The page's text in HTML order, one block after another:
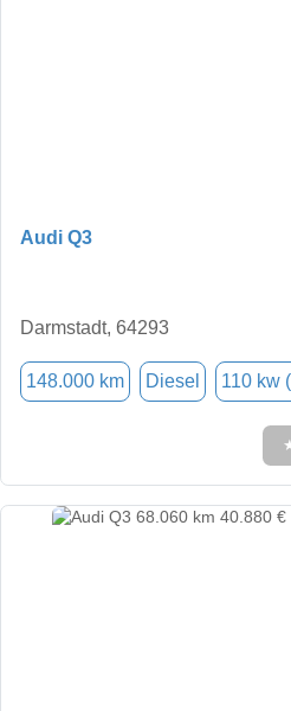
Audi Q3
Darmstadt, 64293
148.000 km Diesel 110 kw